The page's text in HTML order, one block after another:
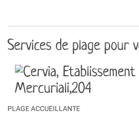
Services de plage pour
PLAGE ACCUEILLANTE